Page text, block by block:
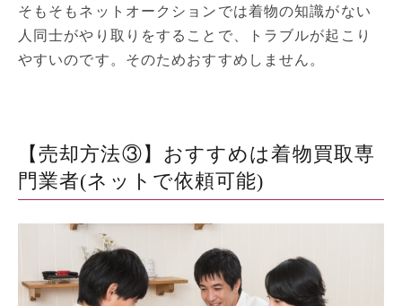
そもそもネットオークションでは着物の知識がない
人同士がやり取りをすることで、トラブルが起こり
やすいのです。そのためおすすめしません。
【売却方法③】おすすめは着物買取専
門業者(ネットで依頼可能)